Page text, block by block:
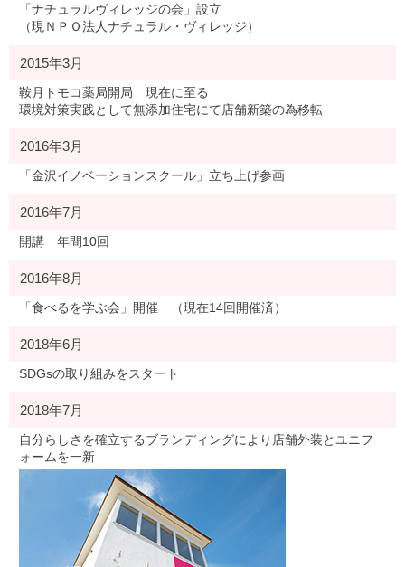
「ナチュラルヴィレッジの会」設立
（現ＮＰＯ法人ナチュラル・ヴィレッジ）
2015年3月
鞍月トモコ薬局開局 現在に至る
環境対策実践として無添加住宅にて店舗新築の為移転
2016年3月
「金沢イノベーションスクール」立ち上げ参画
2016年7月
開講 年間10回
2016年8月
「食べるを学ぶ会」開催 （現在14回開催済）
2018年6月
SDGsの取り組みをスタート
2018年7月
自分らしさを確立するブランディングにより店舗外装とユニフ
ォームを一新